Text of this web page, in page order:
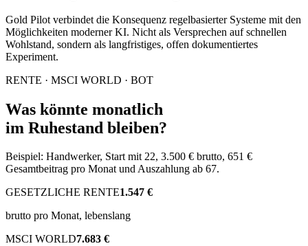
Gold Pilot verbindet die Konsequenz regelbasierter Systeme mit den
Möglichkeiten moderner KI. Nicht als Versprechen auf schnellen
Wohlstand, sondern als langfristiges, offen dokumentiertes
Experiment.
RENTE · MSCI WORLD · BOT
Was könnte monatlich
im Ruhestand bleiben?
Beispiel: Handwerker, Start mit 22, 3.500 € brutto, 651 €
Gesamtbeitrag pro Monat und Auszahlung ab 67.
GESETZLICHE RENTE1.547 €
brutto pro Monat, lebenslang
MSCI WORLD7.683 €